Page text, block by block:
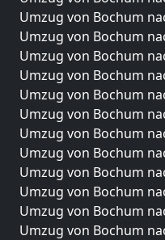
Umzug von Bochum
Umzug von Bochum
Umzug von Bochum
Umzug von Bochum
Umzug von Bochum
Umzug von Bochum
Umzug von Bochum
Umzug von Bochum
Umzug von Bochum
Umzug von Bochum
Umzug von Bochum
Umzug von Bochum